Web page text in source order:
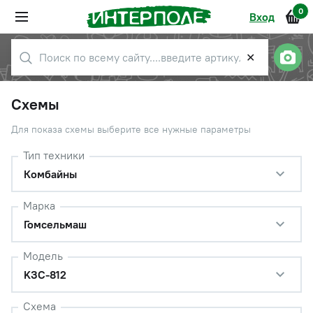
Вход 0
✕
Схемы
Для показа схемы выберите все нужные параметры
Тип техники
Комбайны
Марка
Гомсельмаш
Модель
KЗС-812
Схема